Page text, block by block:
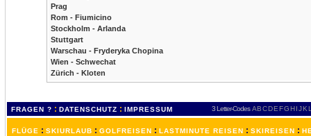
Prag
Rom - Fiumicino
Stockholm - Arlanda
Stuttgart
Warschau - Fryderyka Chopina
Wien - Schwechat
Zürich - Kloten
FRAGEN ? : DATENSCHUTZ : IMPRESSUM 3 Letter-Codes ABCDEFGH IJKL
FLÜGE : SKIURLAUB : GOLFREISEN : LASTMINUTE REISEN : SKIREISEN :